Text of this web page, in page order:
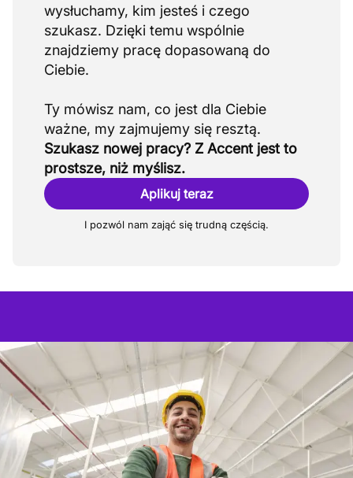
wysłuchamy, kim jesteś i czego
szukasz. Dzięki temu wspólnie
znajdziemy pracę dopasowaną do
Ciebie.
Ty mówisz nam, co jest dla Ciebie
Szukasz nowej pracy? Z Accent jest to
prostsze, niż myślisz.
Aplikuj teraz
I pozwól nam zająć się trudną częścią.